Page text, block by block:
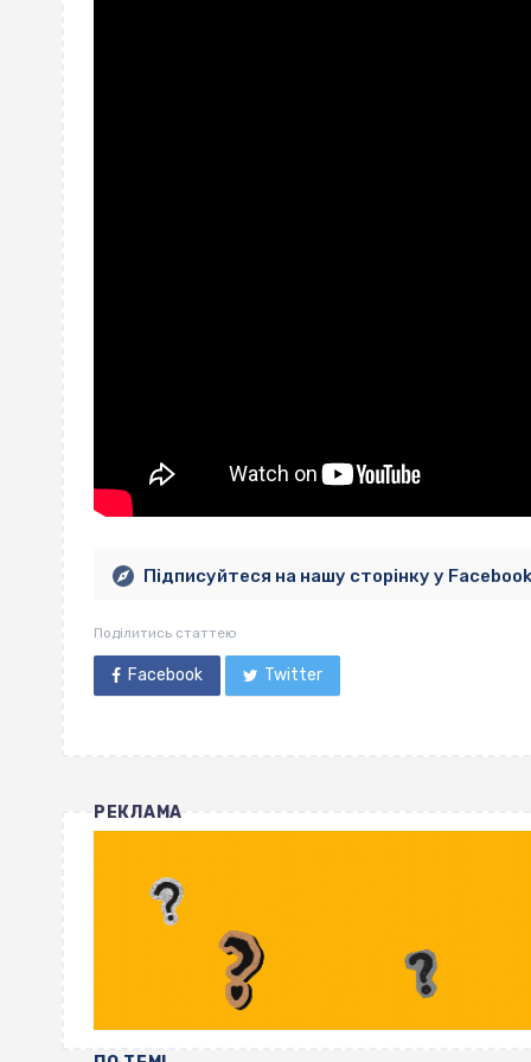
Підписуйтеся на нашу сторінку у Facebook
Поділитись статтею
Facebook Twitter
РЕКЛАМА